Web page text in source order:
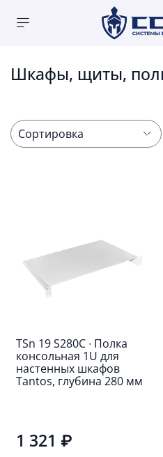
Главная
Кабельная
Шкафы, щиты, полки
Шкафы, щиты,
TSn 19 S280C ∙ Полка
консольная 1U для
настенных шкафов
Tantos, глубина 280 мм
1 321 ₽